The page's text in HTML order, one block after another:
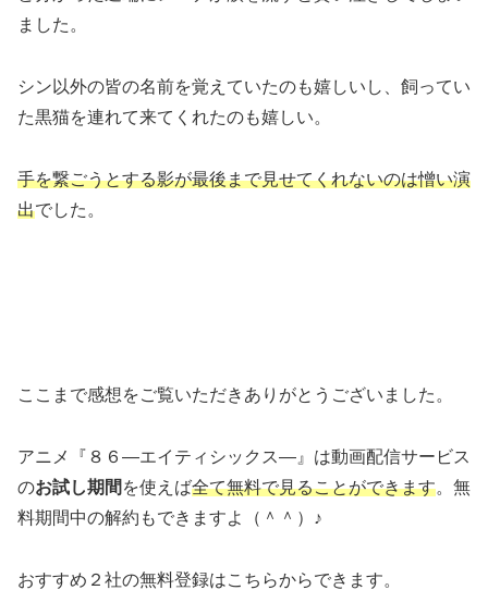
ました。
シン以外の皆の名前を覚えていたのも嬉しいし、飼ってい
た黒猫を連れて来てくれたのも嬉しい。
手を繋ごうとする影が最後まで見せてくれないのは憎い演
出でした。
ここまで感想をご覧いただきありがとうございました。
アニメ『８６―エイティシックス―』は動画配信サービス
のお試し期間 を使えば全て無料で見ることができます。無
料期間中の解約もできますよ（＾＾）♪
おすすめ２社の無料登録はこちらからできます。